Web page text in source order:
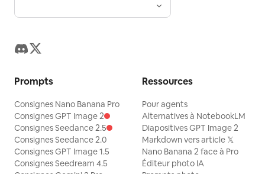
Prompts
Consignes Nano Banana Pro
Consignes GPT Image 2
Consignes Seedance 2.5
Consignes Seedance 2.0
Consignes GPT Image 1.5
Consignes Seedream 4.5
Ressources
Pour agents
Alternatives à NotebookLM
Diapositives GPT Image 2
Markdown vers article 𝕏
Nano Banana 2 face à Pro
Éditeur photo IA